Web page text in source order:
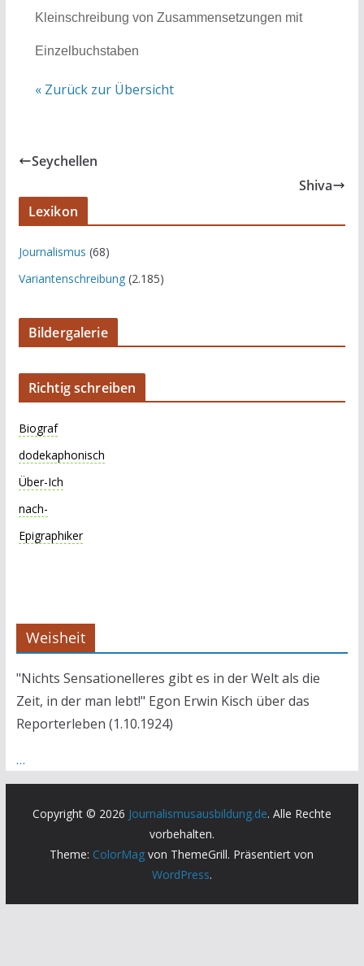
Kleinschreibung von Zusammensetzungen mit
Einzelbuchstaben
« Zurück zur Übersicht
Seychellen
Shiva
Lexikon
Journalismus (68)
Variantenschreibung(2.185)
Bildergalerie
Richtig schreiben
Biograf
dodekaphonisch
Über-Ich
nach-
Epigraphiker
Weisheit
"Nichts Sensationelleres gibt es in der Welt als die
Zeit, in der man lebt!" Egon Erwin Kisch über das
Reporterleben (1.10.1924)
…
Copyright © 2026 Journalismusausbildung.de. Alle Rechte
vorbehalten.
Theme: ColorMag von ThemeGrill. Präsentiert von
WordPress.